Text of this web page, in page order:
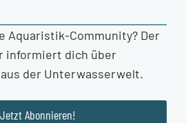
Aquaristik-Community? Der
informiert dich über
der Unterwasserwelt.
Jetzt Abonnieren!